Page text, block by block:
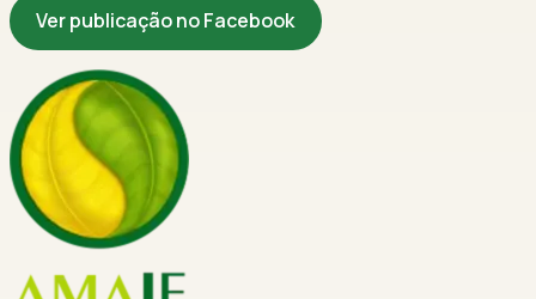
Ver publicação no Facebook